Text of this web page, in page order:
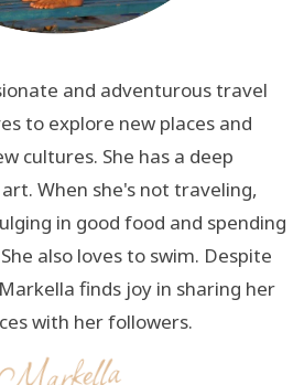
and adventurous travel
to explore new places and
cultures. She has a deep
When she's not traveling,
in good food and spending
also loves to swim. Despite
finds joy in sharing her
with her followers.